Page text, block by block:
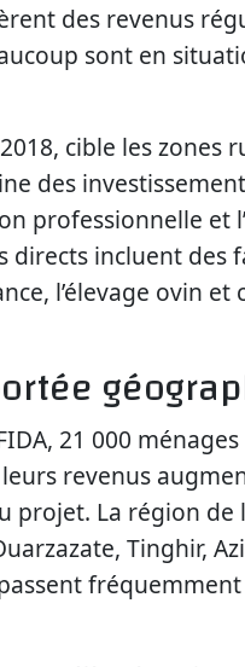
des revenus
sont en
cible les zones
des
professionnelle et
directs incluent des
l’élevage ovin et
21 000
revenus
projet. La région de
Tinghir,